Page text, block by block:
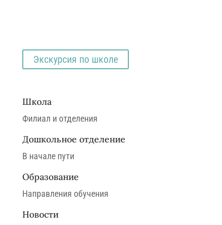
Экскурсия по школе
Школа
Филиал и отделения
Дошкольное отделение
В начале пути
Образование
Направления обучения
Новости